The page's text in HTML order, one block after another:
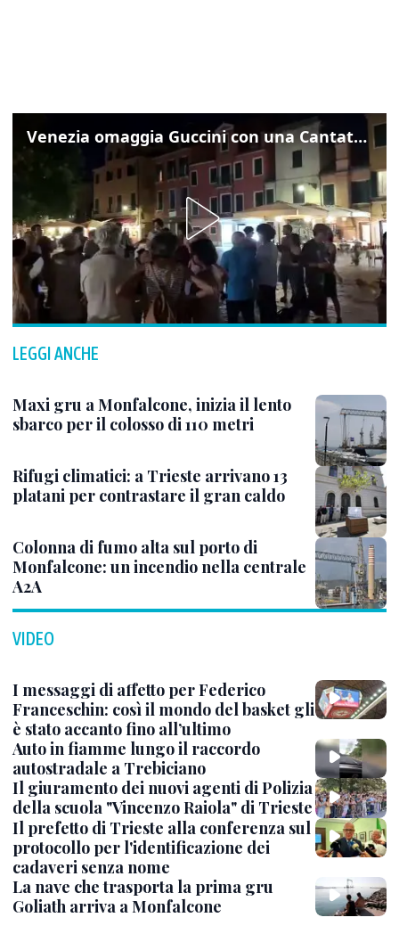
Venezia omaggia Guccini con una Cantata Anarchica in campo Santa Margherita
LEGGI ANCHE
Maxi gru a Monfalcone, inizia il lento
sbarco per il colosso di 110 metri
Rifugi climatici: a Trieste arrivano 13
platani per contrastare il gran caldo
Colonna di fumo alta sul porto di
Monfalcone: un incendio nella centrale
A2A
VIDEO
I messaggi di affetto per Federico
Franceschin: così il mondo del basket gli
è stato accanto fino all’ultimo
Auto in fiamme lungo il raccordo
autostradale a Trebiciano
Il giuramento dei nuovi agenti di Polizia
della scuola "Vincenzo Raiola" di Trieste
Il prefetto di Trieste alla conferenza sul
protocollo per l'identificazione dei
cadaveri senza nome
La nave che trasporta la prima gru
Goliath arriva a Monfalcone